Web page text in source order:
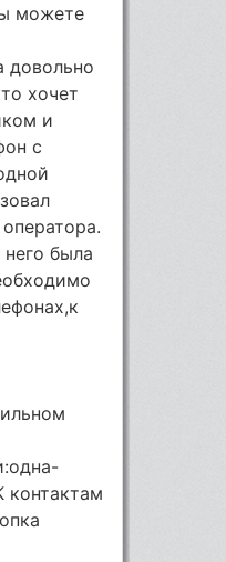
можете
довольно
хочет
и
с
была
контактам